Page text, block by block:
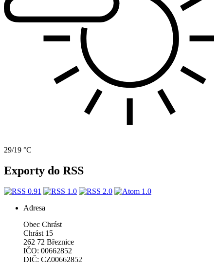
29/19 °C
Exporty do RSS
Adresa
Obec Chrást
Chrást 15
262 72 Březnice
IČO: 00662852
DIČ: CZ00662852